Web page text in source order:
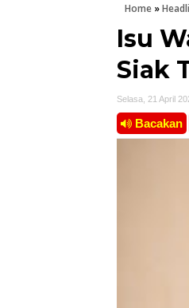
Home »
Isu
Siak
Selasa, 21 April
Bacakan